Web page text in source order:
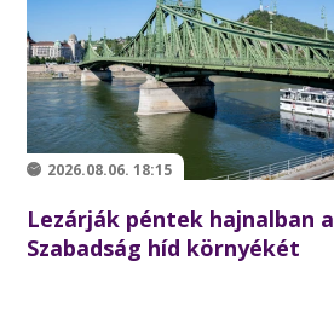
2026.08.06. 18:15
Lezárják péntek hajnalban a
Szabadság híd környékét